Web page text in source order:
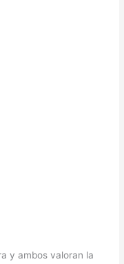
y ambos valoran la